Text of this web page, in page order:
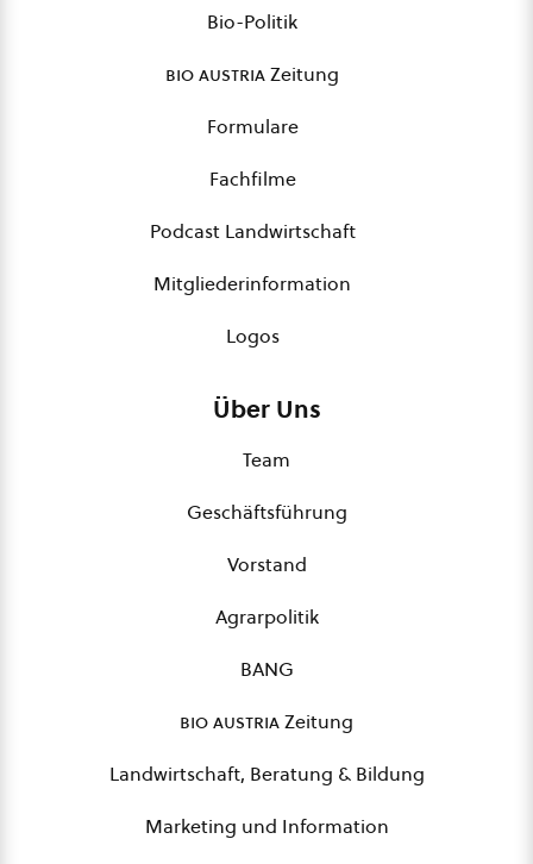
Bio-Politik
bio austriaZeitung
Formulare
Fachfilme
Podcast Landwirtschaft
Mitgliederinformation
Logos
Über Uns
Team
Geschäftsführung
Vorstand
Agrarpolitik
BANG
bio austriaZeitung
Landwirtschaft, Beratung & Bildung
Marketing und Information